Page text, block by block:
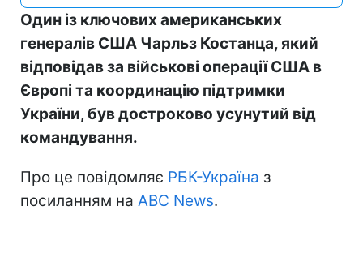
Один із ключових американських
генералів США Чарльз Костанца, який
відповідав за військові операції США в
Європі та координацію підтримки
України, був достроково усунутий від
командування.
Про це повідомляє РБК-Україна з
посиланням на ABC News.